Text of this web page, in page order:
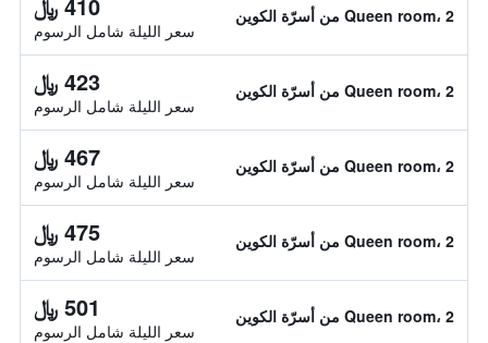
Queen room، 2 من أسرّة الكوين
سعر الليلة شامل الرسوم
Queen room، 2 من أسرّة الكوين 423 ﷼
سعر الليلة شامل الرسوم
Queen room، 2 من أسرّة الكوين 467 ﷼
سعر الليلة شامل الرسوم
Queen room، 2 من أسرّة الكوين 475 ﷼
سعر الليلة شامل الرسوم
Queen room، 2 من أسرّة الكوين 501 ﷼
سعر الليلة شامل الرسوم